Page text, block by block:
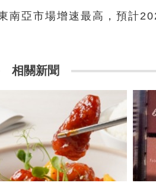
南亞市場增速最高，預計
相關新聞